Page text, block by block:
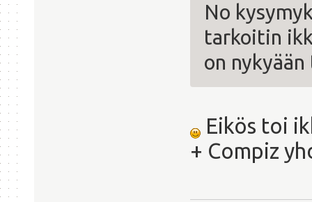
No
tarkoitin
on
Eikös toi
+ Compiz